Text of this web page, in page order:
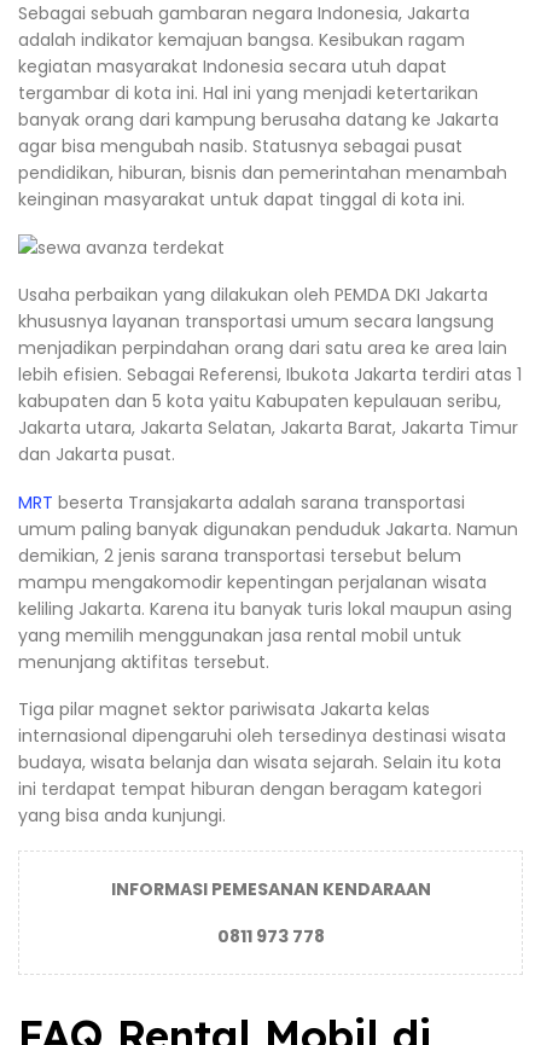
Sebagai sebuah gambaran negara Indonesia, Jakarta
adalah indikator kemajuan bangsa. Kesibukan ragam
kegiatan masyarakat Indonesia secara utuh dapat
tergambar di kota ini. Hal ini yang menjadi ketertarikan
banyak orang dari kampung berusaha datang ke Jakarta
agar bisa mengubah nasib. Statusnya sebagai pusat
pendidikan, hiburan, bisnis dan pemerintahan menambah
keinginan masyarakat untuk dapat tinggal di kota ini.
Usaha perbaikan yang dilakukan oleh PEMDA DKI Jakarta
khususnya layanan transportasi umum secara langsung
menjadikan perpindahan orang dari satu area ke area lain
lebih efisien. Sebagai Referensi, Ibukota Jakarta terdiri atas 1
kabupaten dan 5 kota yaitu Kabupaten kepulauan seribu,
Jakarta utara, Jakarta Selatan, Jakarta Barat, Jakarta Timur
dan Jakarta pusat.
MRT beserta Transjakarta adalah sarana transportasi
umum paling banyak digunakan penduduk Jakarta. Namun
demikian, 2 jenis sarana transportasi tersebut belum
mampu mengakomodir kepentingan perjalanan wisata
keliling Jakarta. Karena itu banyak turis lokal maupun asing
yang memilih menggunakan jasa rental mobil untuk
menunjang aktifitas tersebut.
Tiga pilar magnet sektor pariwisata Jakarta kelas
internasional dipengaruhi oleh tersedinya destinasi wisata
budaya, wisata belanja dan wisata sejarah. Selain itu kota
ini terdapat tempat hiburan dengan beragam kategori
yang bisa anda kunjungi.
INFORMASI PEMESANAN KENDARAAN
0811 973 778